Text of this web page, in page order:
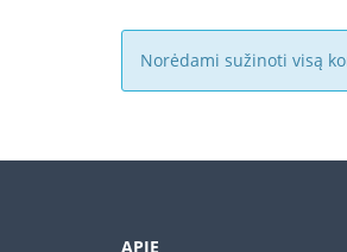
Norėdami sužinoti visą
APIE